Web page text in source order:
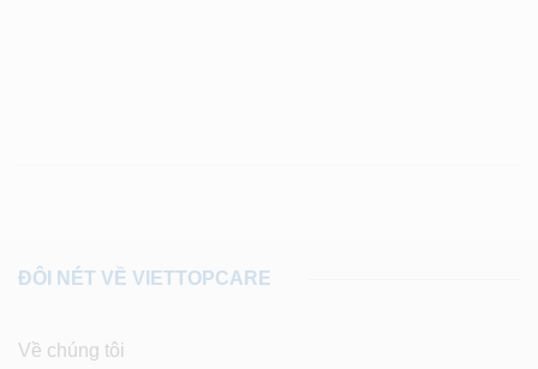
ĐÔI NÉT VỀ VIETTOPCARE
Về chúng tôi